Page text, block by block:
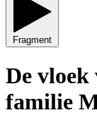
Fragment
De vloek
familie